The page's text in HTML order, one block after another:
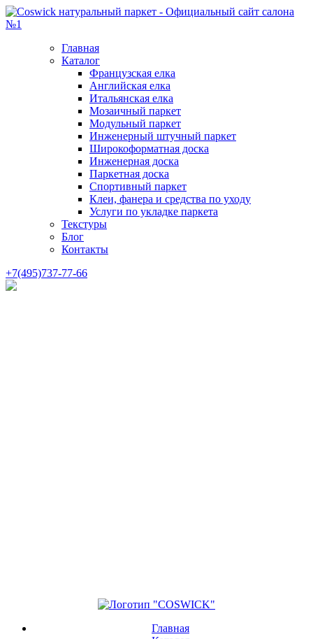
Главная
Каталог
Французская елка
Английская елка
Итальянская елка
Мозаичный паркет
Модульный паркет
Инженерный штучный паркет
Широкоформатная доска
Инженерная доска
Паркетная доска
Спортивный паркет
Клеи, фанера и средства по уходу
Услуги по укладке паркета
Текстуры
Блог
Контакты
+7(495)737-77-66
Главная